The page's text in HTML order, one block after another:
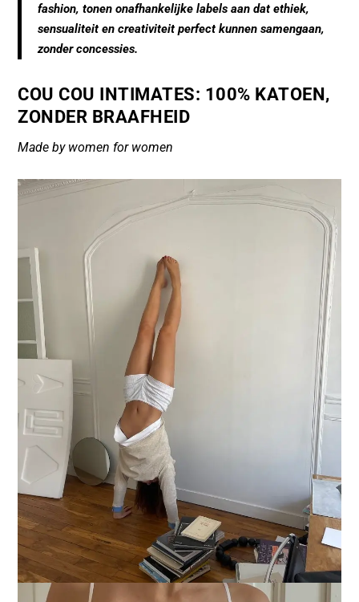
fashion, tonen onafhankelijke labels aan dat ethiek,
sensualiteit en creativiteit perfect kunnen samengaan,
zonder concessies.
COU COU INTIMATES: 100% KATOEN,
ZONDER BRAAFHEID
Made by women for women